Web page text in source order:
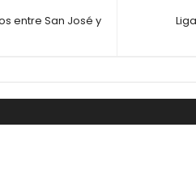
entre San José y